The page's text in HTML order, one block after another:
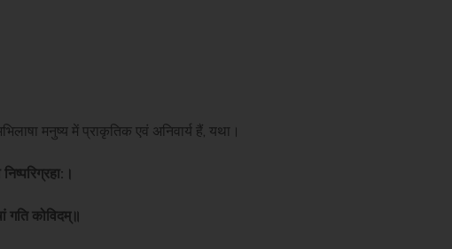
मनुष्य में प्राकृतिक एवं अनिवार्य हैं, यथा।
गति कोविदम्॥